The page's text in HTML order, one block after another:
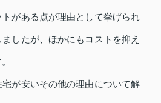
がある点が理由として挙げられ
したが、ほかにもコストを抑え
が安いその他の理由について解